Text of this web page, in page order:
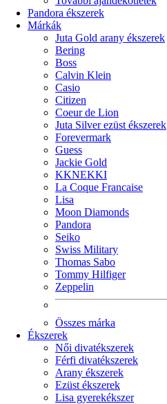
Pandora ékszerek
Márkák
Juta Gold arany ékszerek
Bering
Boss
Calvin Klein
Casio
Citizen
Coeur de Lion
Juta Silver ezüst ékszerek
Forevermark
Guess
Jackie Gold
KKNEKKI
La Coque Francaise
Lisa
Moon Diamonds
Pandora
Seiko
Swiss Military
Thomas Sabo
Tommy Hilfiger
Zeppelin
Összes márka
Ékszerek
Női divatékszerek
Férfi divatékszerek
Arany ékszerek
Ezüst ékszerek
Lisa gyerekékszer